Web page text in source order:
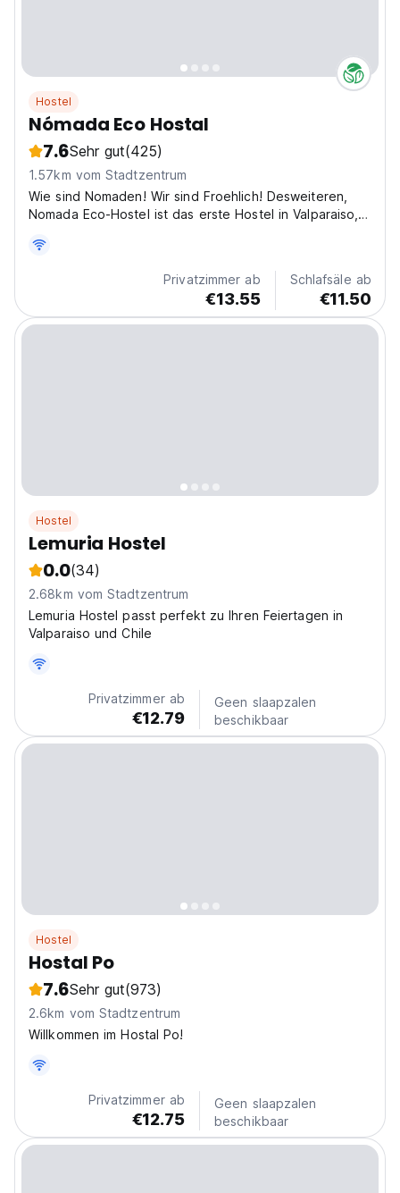
Hostel
Nómada Eco Hostal
7.6Sehr gut(425)
1.57km vom Stadtzentrum
Wie sind Nomaden! Wir sind Froehlich! Desweiteren,
Nomada Eco-Hostel ist das erste Hostel in Valparaiso,
erhalten hat. Die Anerkennung hierfuer kam durch die
Reduzierung des … um 5 %. Wir recyceln, wir haben...
Privatzimmer ab
€13.55
Schlafsäle ab
€11.50
Hostel
Lemuria Hostel
0.0(34)
2.68km vom Stadtzentrum
Lemuria Hostel passt perfekt zu Ihren Feiertagen in
Valparaiso und Chile
Privatzimmer ab
€12.79
Geen slaapzalen
beschikbaar
Hostel
Hostal Po
7.6Sehr gut(973)
2.6km vom Stadtzentrum
Willkommen im Hostal Po!
Privatzimmer ab
€12.75
Geen slaapzalen
beschikbaar